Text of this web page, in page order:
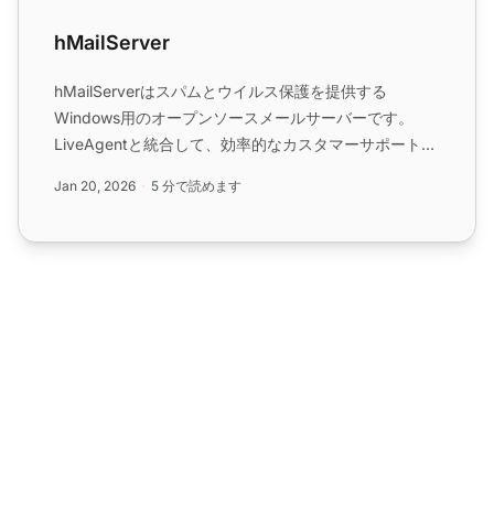
hMailServer
hMailServerはスパムとウイルス保護を提供する
Windows用のオープンソースメールサーバーです。
LiveAgentと統合して、効率的なカスタマーサポートと
Jan 20, 2026 5 分で読めます